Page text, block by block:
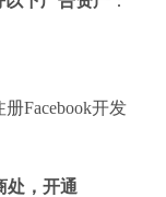
Facebook开发
处，开通